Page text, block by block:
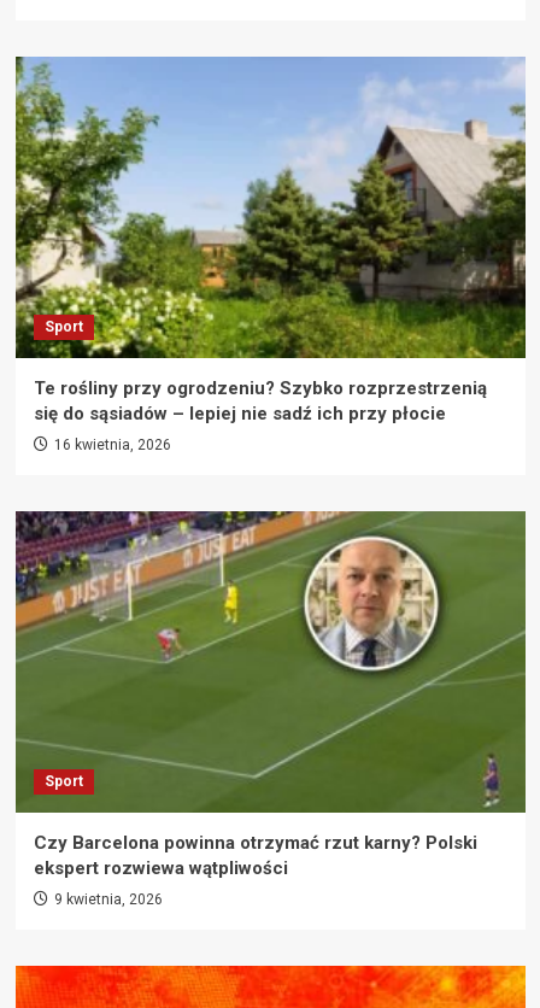
Sport
Te rośliny przy ogrodzeniu? Szybko rozprzestrzenią
się do sąsiadów – lepiej nie sadź ich przy płocie
16 kwietnia, 2026
Sport
Czy Barcelona powinna otrzymać rzut karny? Polski
ekspert rozwiewa wątpliwości
9 kwietnia, 2026